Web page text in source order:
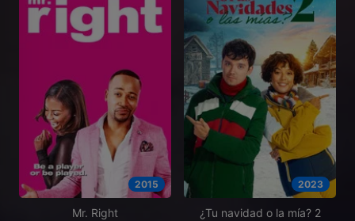
2015
Mr. Right
2023
¿Tu navidad o la mía? 2